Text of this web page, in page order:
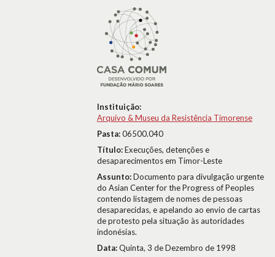
Instituição:
Arquivo & Museu da Resistência Timorense
Pasta:06500.040
Título:Execuções, detenções e
desaparecimentos em Timor-Leste
Assunto:Documento para divulgação urgente
do Asian Center for the Progress of Peoples
contendo listagem de nomes de pessoas
desaparecidas, e apelando ao envio de cartas
de protesto pela situação às autoridades
indonésias.
Data:Quinta, 3 de Dezembro de 1998